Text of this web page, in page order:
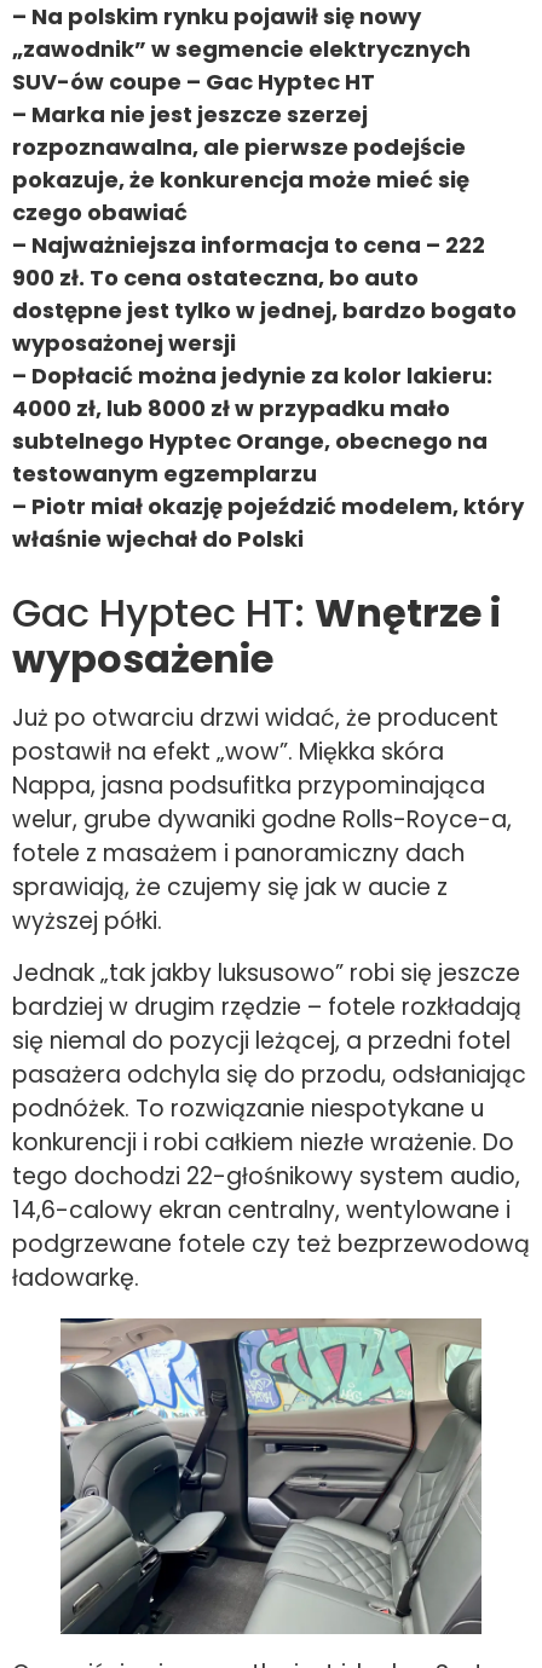
– Na polskim rynku pojawił się nowy
„zawodnik” w segmencie elektrycznych
SUV-ów coupe – Gac Hyptec HT
– Marka nie jest jeszcze szerzej
rozpoznawalna, ale pierwsze podejście
pokazuje, że konkurencja może mieć się
czego obawiać
– Najważniejsza informacja to cena – 222
900 zł. To cena ostateczna, bo auto
dostępne jest tylko w jednej, bardzo bogato
wyposażonej wersji
– Dopłacić można jedynie za kolor lakieru:
4000 zł, lub 8000 zł w przypadku mało
subtelnego Hyptec Orange, obecnego na
testowanym egzemplarzu
– Piotr miał okazję pojeździć modelem, który
właśnie wjechał do Polski
Gac Hyptec HT: Wnętrze i
wyposażenie
Już po otwarciu drzwi widać, że producent
postawił na efekt „wow”. Miękka skóra
Nappa, jasna podsufitka przypominająca
welur, grube dywaniki godne Rolls-Royce-a,
fotele z masażem i panoramiczny dach
sprawiają, że czujemy się jak w aucie z
wyższej półki.
Jednak „tak jakby luksusowo” robi się jeszcze
bardziej w drugim rzędzie – fotele rozkładają
się niemal do pozycji leżącej, a przedni fotel
pasażera odchyla się do przodu, odsłaniając
podnóżek. To rozwiązanie niespotykane u
konkurencji i robi całkiem niezłe wrażenie. Do
tego dochodzi 22-głośnikowy system audio,
14,6-calowy ekran centralny, wentylowane i
podgrzewane fotele czy też bezprzewodową
ładowarkę.